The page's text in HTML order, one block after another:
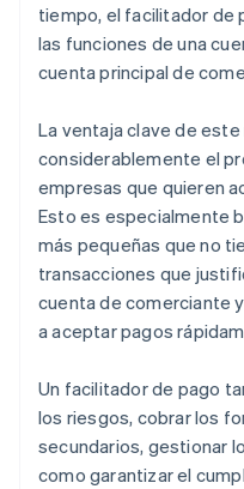
tiempo, el facilitador de
las funciones de una
cuenta principal de
La ventaja clave de
considerablemente el
empresas que quieren
Esto es especialmente
más pequeñas que no
transacciones que
cuenta de comerciante
a aceptar pagos
Un facilitador de pago
los riesgos, cobrar los
secundarios, gestionar
como garantizar el